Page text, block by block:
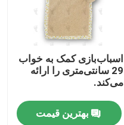
اسباب‌بازی کمک به خواب
29 سانتی‌متری را ارائه
می‌کند.
بهترین قیمت